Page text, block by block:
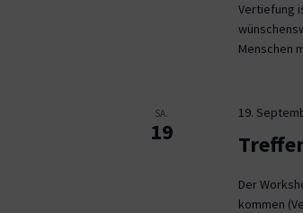
Vertiefung
Menschen
SA.
19
19.
Der
kommen